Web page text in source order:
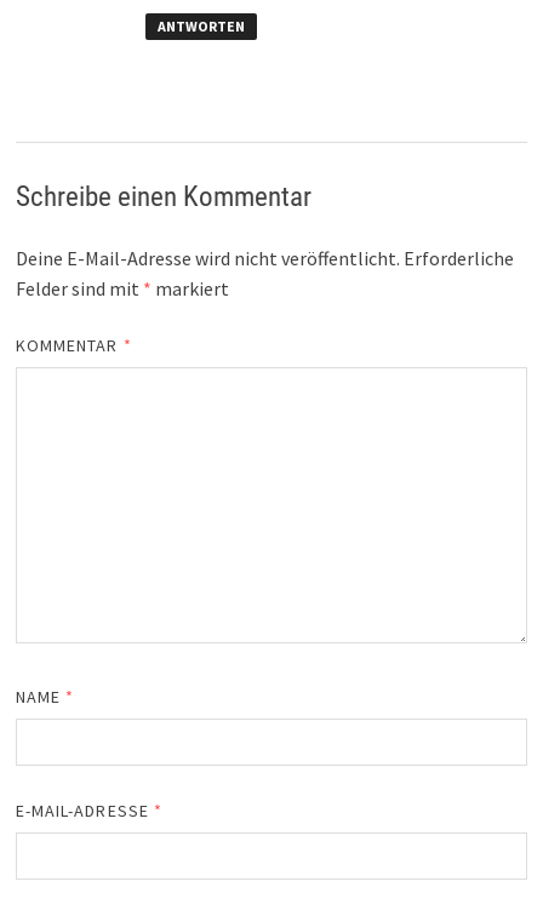
ANTWORTEN
Schreibe einen Kommentar
Deine E-Mail-Adresse wird nicht veröffentlicht. Erforderliche
Felder sind mit * markiert
KOMMENTAR *
NAME *
E-MAIL-ADRESSE *